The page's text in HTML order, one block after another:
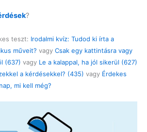
?
teszt: Irodalmi kvíz: Tudod ki írta a
műveit? vagy Csak egy kattintásra vagy
(637) vagy Le a kalappal, ha jól sikerül (627)
a kérdésekkel? (435) vagy Érdekes
mi kell még?